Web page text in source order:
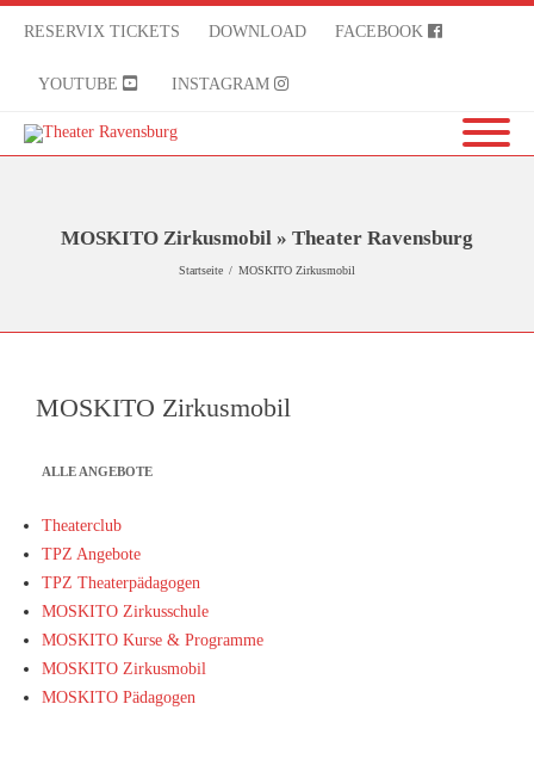
RESERVIX TICKETS DOWNLOAD FACEBOOK
YOUTUBE INSTAGRAM
MOSKITO Zirkusmobil » Theater Ravensburg
Startseite / MOSKITO Zirkusmobil
MOSKITO Zirkusmobil
ALLE ANGEBOTE
Theaterclub
TPZ Angebote
TPZ Theaterpädagogen
MOSKITO Zirkusschule
MOSKITO Kurse & Programme
MOSKITO Zirkusmobil
MOSKITO Pädagogen